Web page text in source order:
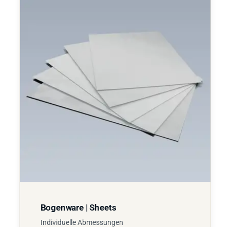
Bogenware | Sheets
Individuelle Abmessungen